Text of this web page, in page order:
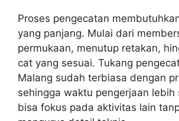
Proses pengecatan
yang panjang. Mulai dari
permukaan, menutup retakan,
cat yang sesuai. Tukang
Malang sudah terbiasa dengan
sehingga waktu pengerjaan lebih
bisa fokus pada aktivitas lain